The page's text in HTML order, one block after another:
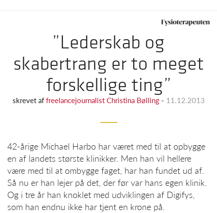
”Lederskab og
skabertrang er to meget
forskellige ting”
skrevet af freelancejournalist Christina Bølling - 11.12.2013
42-årige Michael Harbo har været med til at opbygge
en af landets største klinikker. Men han vil hellere
være med til at ombygge faget, har han fundet ud af.
Så nu er han lejer på det, der før var hans egen klinik.
Og i tre år han knoklet med udviklingen af Digifys,
som han endnu ikke har tjent en krone på.